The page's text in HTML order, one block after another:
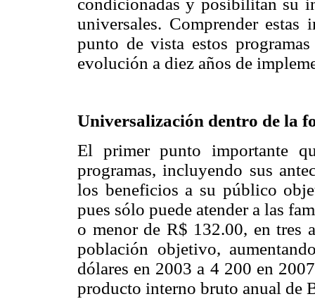
condicionadas y posibilitan su
universales. Comprender estas
punto de vista estos
evolución a diez años de
Universalización dentro de la
El primer punto importante
programas, incluyendo sus
los beneficios a su público
pues sólo puede atender a las
o menor de R$ 132.00, en tres
población objetivo,
dólares en 2003 a 4 200 en
producto interno bruto anual de